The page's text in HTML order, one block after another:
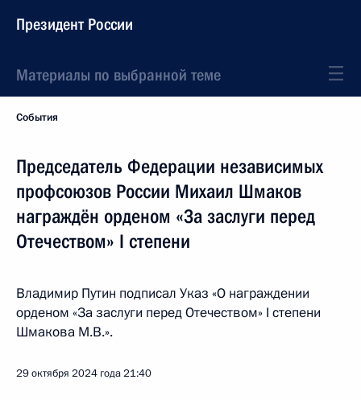
Президент России
Материалы по выбранной теме
События
Председатель Федерации независимых
профсоюзов России Михаил Шмаков
награждён орденом «За заслуги перед
Отечеством» I степени
Владимир Путин подписал Указ «О награждении
орденом «За заслуги перед Отечеством» I степени
Шмакова М.В.».
29 октября 2024 года21:40